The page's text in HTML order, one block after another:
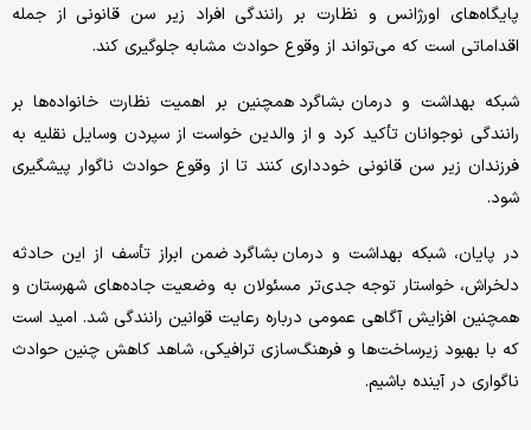
پایگاه‌های اورژانس و نظارت بر رانندگی افراد زیر سن قانونی از جمله
اقداماتی است که می‌تواند از وقوع حوادث مشابه جلوگیری کند.
شبکه بهداشت و درمان بشاگرد همچنین بر اهمیت نظارت خانواده‌ها بر
رانندگی نوجوانان تأکید کرد و از والدین خواست از سپردن وسایل نقلیه به
فرزندان زیر سن قانونی خودداری کنند تا از وقوع حوادث ناگوار پیشگیری
شود.
در پایان، شبکه بهداشت و درمان بشاگرد ضمن ابراز تأسف از این حادثه
دلخراش، خواستار توجه جدی‌تر مسئولان به وضعیت جاده‌های شهرستان و
همچنین افزایش آگاهی عمومی درباره رعایت قوانین رانندگی شد. امید است
که با بهبود زیرساخت‌ها و فرهنگ‌سازی ترافیکی، شاهد کاهش چنین حوادث
ناگواری در آینده باشیم.